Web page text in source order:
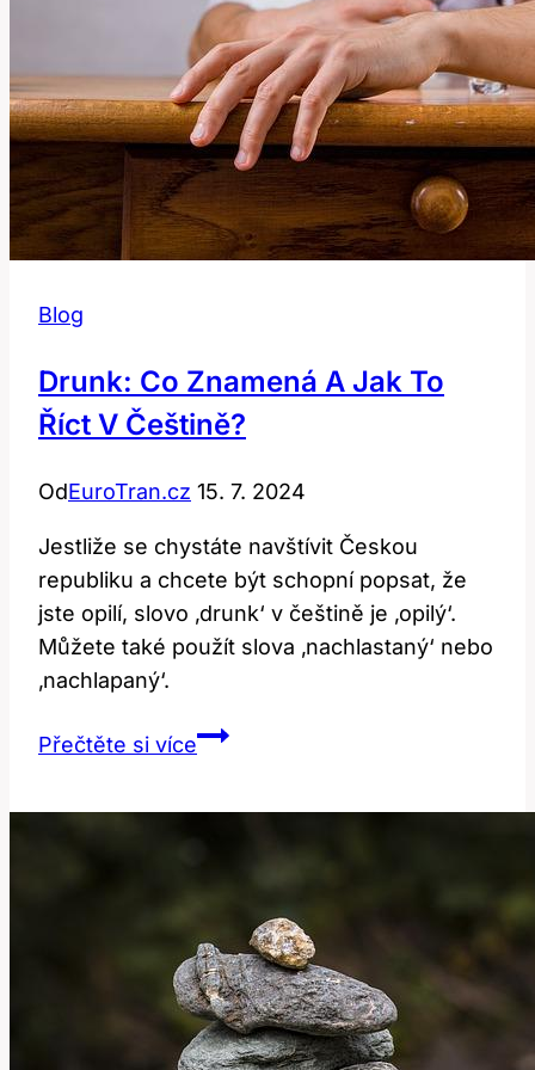
slovníku
Blog
Drunk: Co Znamená A Jak To
Říct V Češtině?
OdEuroTran.cz 15. 7. 2024
Jestliže se chystáte navštívit Českou
republiku a chcete být schopní popsat, že
jste opilí, slovo ‚drunk‘ v češtině je ‚opilý‘.
Můžete také použít slova ‚nachlastaný‘ nebo
‚nachlapaný‘.
Přečtěte si víceDrunk:
Říct
v
Češtině?